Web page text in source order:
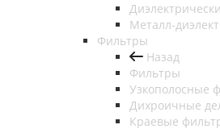
Металл-
Фильтры
Назад
Фильтры
Узкополосные
Дихроичные
Краевые